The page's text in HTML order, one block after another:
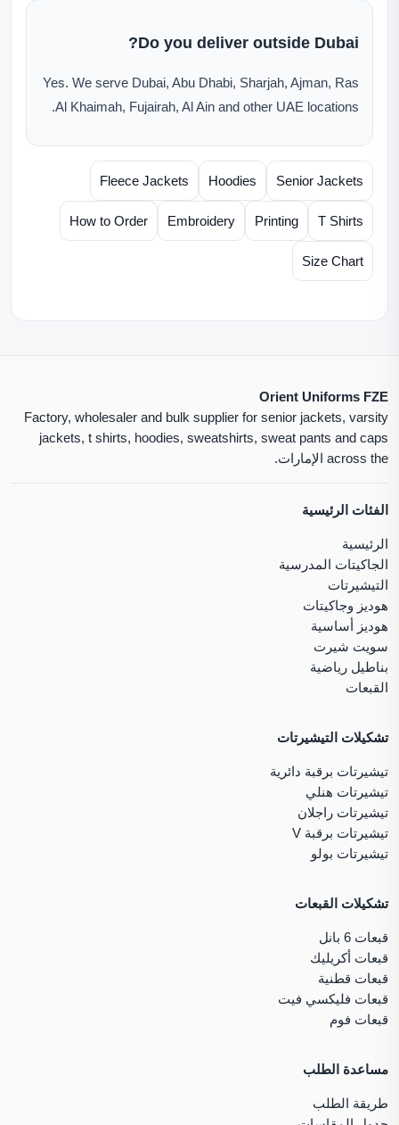
Do you deliver outside Dubai?
Yes. We serve Dubai, Abu Dhabi, Sharjah, Ajman, Ras
Al Khaimah, Fujairah, Al Ain and other UAE locations.
Senior Jackets
Hoodies
Fleece Jackets
T Shirts
Printing
Embroidery
How to Order
Size Chart
Orient Uniforms FZE
Factory, wholesaler and bulk supplier for senior jackets, varsity
jackets, t shirts, hoodies, sweatshirts, sweat pants and caps
across the الإمارات.
الفئات الرئيسية
الرئيسية
الجاكيتات المدرسية
التيشيرتات
هوديز وجاكيتات
هوديز أساسية
سويت شيرت
بناطيل رياضية
القبعات
تشكيلات التيشيرتات
تيشيرتات برقبة دائرية
تيشيرتات هنلي
تيشيرتات راجلان
تيشيرتات برقبة V
تيشيرتات بولو
تشكيلات القبعات
قبعات 6 بانل
قبعات أكريليك
قبعات قطنية
قبعات فليكسي فيت
قبعات فوم
مساعدة الطلب
طريقة الطلب